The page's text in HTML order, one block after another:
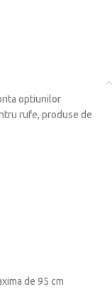
optiunilor
rufe, produse de
de 95 cm